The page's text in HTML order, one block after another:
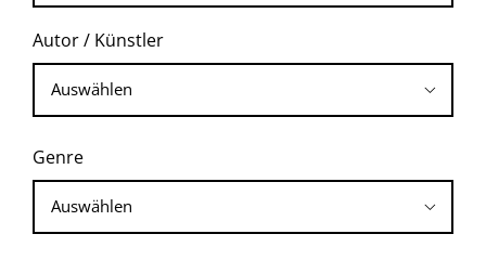
Autor / Künstler
Genre